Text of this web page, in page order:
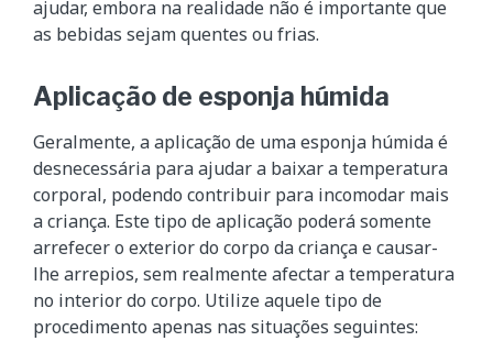
ajudar, embora na realidade não é importante que
as bebidas sejam quentes ou frias.
Aplicação de esponja húmida
Geralmente, a aplicação de uma esponja húmida é
desnecessária para ajudar a baixar a temperatura
corporal, podendo contribuir para incomodar mais
a criança. Este tipo de aplicação poderá somente
arrefecer o exterior do corpo da criança e causar-
lhe arrepios, sem realmente afectar a temperatura
no interior do corpo. Utilize aquele tipo de
procedimento apenas nas situações seguintes: